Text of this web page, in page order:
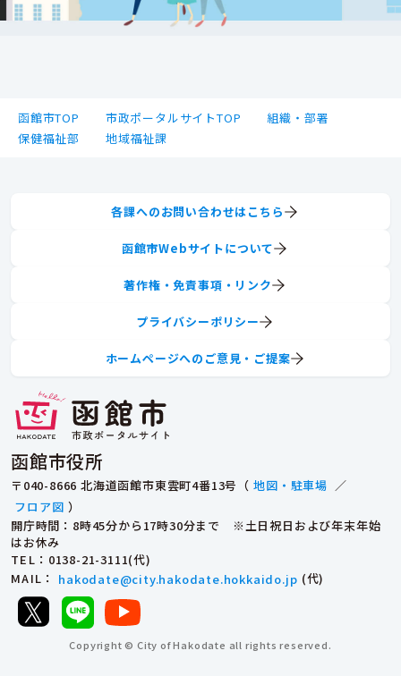
函館市TOP 市政ポータルサイトTOP
組織・部署
保健福祉部
地域福祉課
函館市役所
〒040-8666 北海道函館市東雲町4番13号（ 地図・駐車場 ／
フロア図 ）
開庁時間：8時45分から17時30分まで ※土日祝日および年末年始
はお休み
TEL ：0138-21-3111(代)
MAIL ： hakodate@city.hakodate.hokkaido.jp (代)
各課へのお問い合わせはこちら
函館市Webサイトについて
著作権・免責事項・リンク
プライバシーポリシー
ホームページへのご意見・ご提案
Copyright © City of Hakodate all rights reserved.